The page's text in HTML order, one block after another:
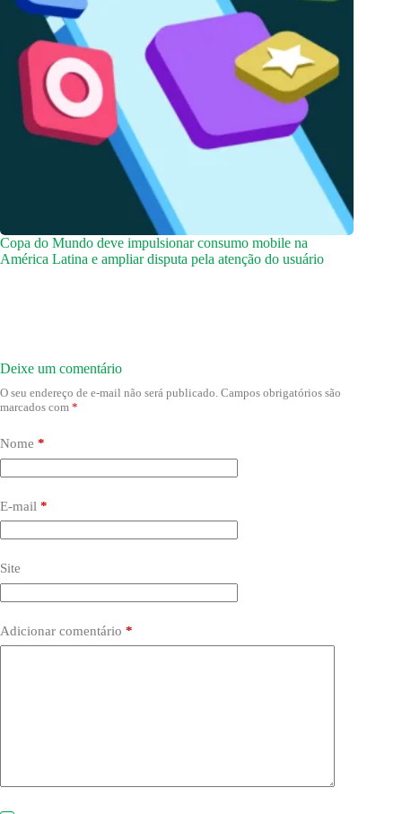
Copa do Mundo deve impulsionar consumo mobile na
América Latina e ampliar disputa pela atenção do usuário
Deixe um comentário
O seu endereço de e-mail não será publicado. Campos obrigatórios são
marcados com *
Nome *
E-mail *
Site
Adicionar comentário *